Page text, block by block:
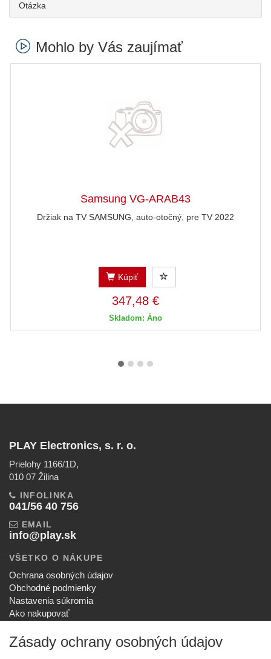
Otázka
Mohlo by Vás zaujímať
Samsung VG-ARAB43
Držiak na TV SAMSUNG, auto-otočný, pre TV 2022
Kúpiť
347,48 €
Skladom: Áno
PLAY Electronics, s. r. o.
Prielohy 1166/1D,
010 07 Žilina
INFOLINKA
041/56 40 756
EMAIL
info@play.sk
VŠETKO O NÁKUPE
Ochrana osobných údajov
Obchodné podmienky
Nastavenia súkromia
Ako nakupovať
SPOLOČNOSŤ
Zásady ochrany osobných údajov